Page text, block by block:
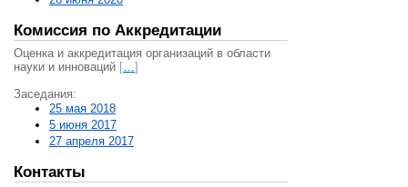
Комиссия по Аккредитации
Оценка и аккредитация организаций в области
науки и инноваций […]
Заседания:
25 мая 2018
5 июня 2017
27 апреля 2017
Контакты